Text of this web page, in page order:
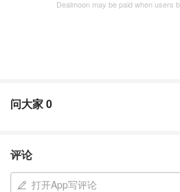
Dealmoon may be paid when users
问大家0
评论
打开App写评论